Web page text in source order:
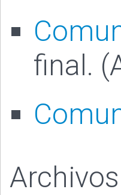
final.